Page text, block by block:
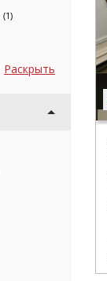
(1)
Раскрыть